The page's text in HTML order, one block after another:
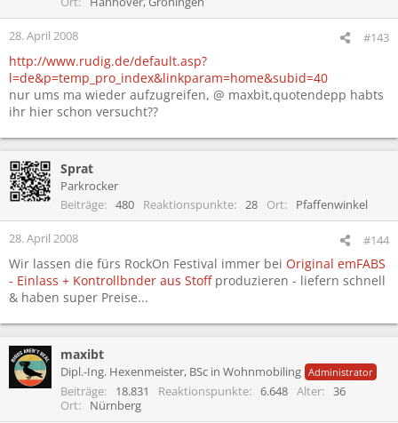
28. April 2008 #143
http://www.rudig.de/default.asp?
l=de&p=temp_pro_index&linkparam=home&subid=40
nur ums ma wieder aufzugreifen, @ maxbit,quotendepp habts
ihr hier schon versucht??
Sprat
Parkrocker
Beiträge
480 Reaktionspunkte 28 Ort Pfaffenwinkel
28. April 2008 #144
Wir lassen die fürs RockOn Festival immer bei Original emFABS
- Einlass + Kontrollbnder aus Stoffproduzieren - liefern schnell
& haben super Preise...
maxibt
Dipl.-Ing. Hexenmeister, BSc in Wohnmobiling Administrator
Beiträge 18.831 Reaktionspunkte 6.648 Alter
36
Ort
Nürnberg